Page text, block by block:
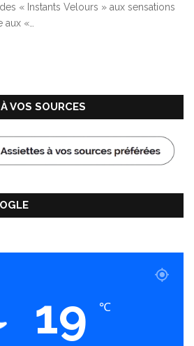
« Instants Velours » aux sensations
«…
VOS SOURCES
19 ℃